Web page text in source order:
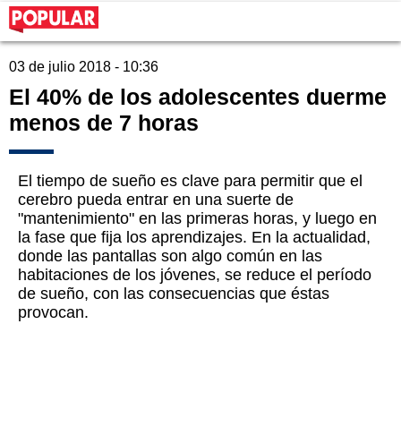
03 de julio 2018 - 10:36
El 40% de los adolescentes duerme
menos de 7 horas
El tiempo de sueño es clave para permitir que el
cerebro pueda entrar en una suerte de
"mantenimiento" en las primeras horas, y luego en
la fase que fija los aprendizajes. En la actualidad,
donde las pantallas son algo común en las
habitaciones de los jóvenes, se reduce el período
de sueño, con las consecuencias que éstas
provocan.